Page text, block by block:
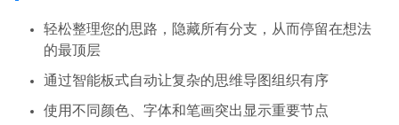
轻松整理您的思路，隐藏所有分支，从而停留在想法
的最顶层
通过智能板式自动让复杂的思维导图组织有序
使用不同颜色、字体和笔画突出显示重要节点